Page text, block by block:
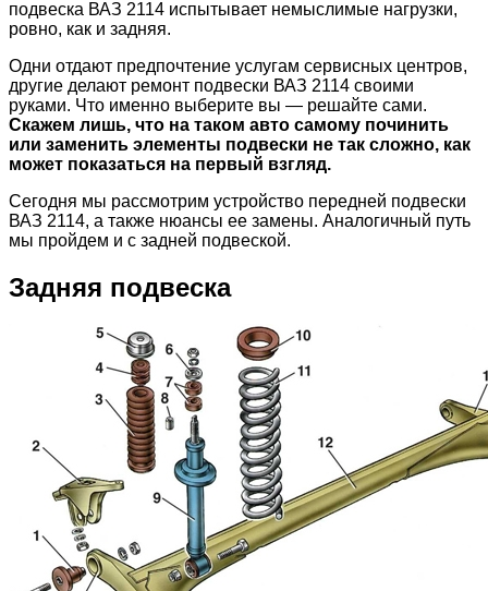
подвеска ВАЗ 2114 испытывает немыслимые нагрузки,
ровно, как и задняя.
Одни отдают предпочтение услугам сервисных центров,
другие делают ремонт подвески ВАЗ 2114 своими
руками. Что именно выберите вы — решайте сами.
Скажем лишь, что на таком авто самому починить
или заменить элементы подвески не так сложно, как
может показаться на первый взгляд.
Сегодня мы рассмотрим устройство передней подвески
ВАЗ 2114, а также нюансы ее замены. Аналогичный путь
мы пройдем и с задней подвеской.
Задняя подвеска